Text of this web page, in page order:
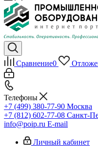
Сравнение0
Телефоны
+7 (499) 380-77-90 Москва
+7 (812) 602-77-08 Санкт-
info@poip.ru E-mail
Личный кабинет